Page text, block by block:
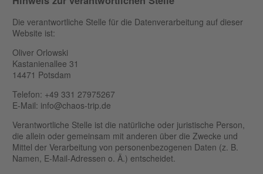
Die verantwortliche Stelle für die Datenverarbeitung auf dieser
Website ist:
Oliver Orlowski
Kastanienallee 31
14471 Potsdam
Telefon: +49 331 27975267
E-Mail: info@chaos-trip.de
Verantwortliche Stelle ist die natürliche oder juristische Person,
die allein oder gemeinsam mit anderen über die Zwecke und
Mittel der Verarbeitung von personenbezogenen Daten (z. B.
Namen, E-Mail-Adressen o. Ä.) entscheidet.